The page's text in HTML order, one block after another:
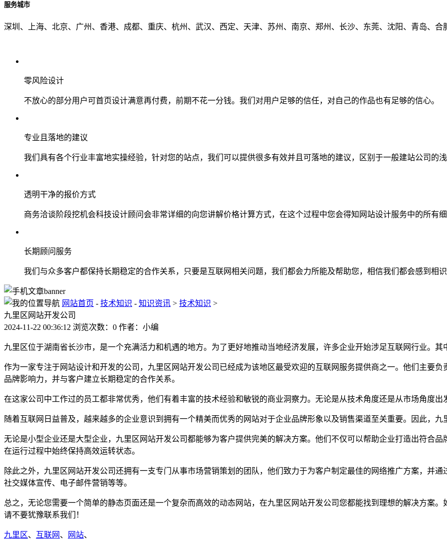
服务城市
深圳、上海、北京、广州、香港、成都、重庆、杭州、武汉、西定、天津、苏州、南京、郑州、长沙、东莞、沈阳、青岛、合
零风险设计
不放心的部分用户可首页设计满意再付费，前期不花一分钱。我们对用户足够的信任，对自己的作品也有足够的信心。
专业且落地的建议
我们具有各个行业丰富地实操经验，针对您的站点，我们可以提供很多有效并且可落地的建议，区别于一般建站公司的
透明干净的报价方式
商务洽谈阶段挖机会科技设计顾问会非常详细的向您讲解价格计算方式，在这个过程中您会得知网站设计服务中的所有
长期顾问服务
我们与众多客户都保持长期稳定的合作关系，只要是互联网相关问题，我们都会力所能及帮助您，相信我们都会感到相
网站首页 - 技术知识 - 知识资讯 > 技术知识 >
九里区网站开发公司
2024-11-22 00:36:12 浏览次数：0 作者：小编
九里区位于湖南省长沙市，是一个充满活力和机遇的地方。为了更好地推动当地经济发展，许多企业开始涉足互联网行业。
作为一家专注于网站设计和开发的公司，九里区网站开发公司已经成为该地区最受欢迎的互联网服务提供商之一。他们主要
品牌影响力，并与客户建立长期稳定的合作关系。
在这家公司中工作过的员工都非常优秀，他们有着丰富的技术经验和敏锐的商业洞察力。无论是从技术角度还是从市场角度
随着互联网日益普及，越来越多的企业意识到拥有一个精美而优秀的网站对于企业品牌形象以及销售渠道至关重要。因此，
无论是小型企业还是大型企业，九里区网站开发公司都能够为客户提供完美的解决方案。他们不仅可以帮助企业打造出符合
在运行过程中始终保持高效运转状态。
除此之外，九里区网站开发公司还拥有一支专门从事市场营销策划的团队，他们致力于为客户制定最佳的网络推广方案，并
社交媒体宣传、电子邮件营销等等。
总之，无论您需要一个简单的静态页面还是一个复杂而高效的动态网站，在九里区网站开发公司您都能找到理想的解决方案
请不要犹豫联系我们！
九里区、 互联网 、 网站、